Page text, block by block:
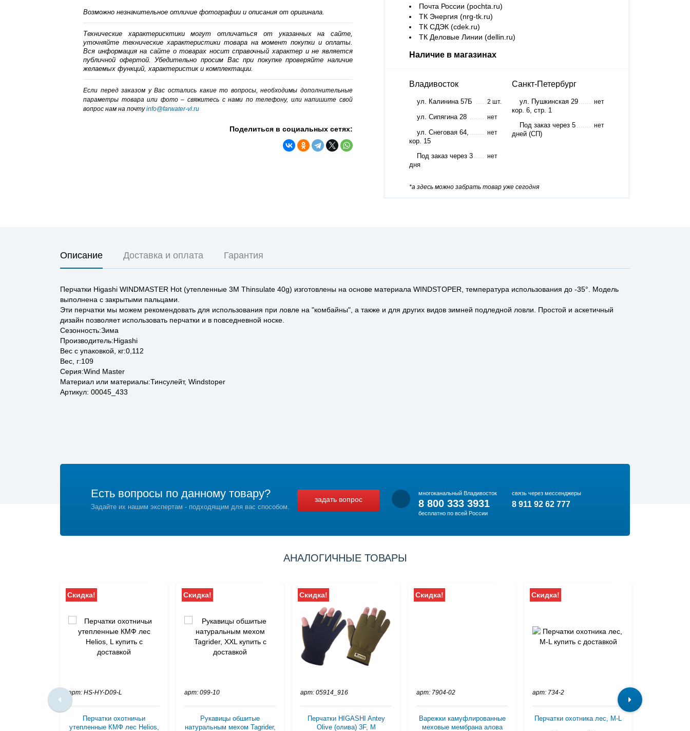
Возможно незначительное отличие фотографии и описания от оригинала.
Технические характерисктики могут отличаться от указанных на сайте,
уточняйте технические характеристики товара на момент покупки и оплаты.
Вся информация на сайте о товарах носит справочный характер и не является
публичной офертой. Убедительно просим Вас при покупке проверяйте наличие
желаемых функций, характеристик и комплектации.
Если перед заказом у Вас остались какие то вопросы, необходимы дополнительные
параметры товара или фото – cвяжитесь с нами по телефону, или напишите свой
вопрос нам на почтуinfo@farwater-vl.ru
Поделиться в социальных сетях:
Почта России (pochta.ru)
ТК Энергия (nrg-tk.ru)
ТК СДЭК (cdek.ru)
ТК Деловые Линии (dellin.ru)
Наличие в магазинах
Владивосток
ул. Калинина 57Б 2 шт.
ул. Сипягина 28 нет
ул. Снеговая 64,
кор. 15
нет
Под заказ через 3
дня
нет
Санкт-Петербург
ул. Пушкинская 29
кор. 6, стр. 1
нет
Под заказ через 5
дней (СП)
нет
*а здесь можно забрать товар уже сегодня
Описание Доставка и оплата Гарантия
Перчатки Higashi WINDMASTER Hot (утепленные 3М Thinsulate 40g) изготовлены на основе материала WINDSTOPER, температура использования до -35°. Модель
выполнена с закрытыми пальцами.
Эти перчатки мы можем рекомендовать для использования при ловле на "комбайны", а также и для других видов зимней подледной ловли. Простой и аскетичный
дизайн позволяет использовать перчатки и в повседневной носке.
Сезонность:Зима
Производитель:Higashi
Вес с упаковкой, кг:0,112
Вес, г:109
Серия:Wind Master
Материал или материалы:Тинсулейт, Windstoper
Артикул: 00045_433
Есть вопросы по данному товару?
Задайте их нашим экспертам - подходящим для вас способом.
задать вопрос
многоканальный Владивосток
8 800 333 3931
бесплатно по всей России
связь через мессенджеры
8 911 92 62 777
АНАЛОГИЧНЫЕ ТОВАРЫ
Скидка!
арт: HS-HY-D09-L
Перчатки охотничьи
утепленные КМФ лес Helios,
Скидка!
арт: 099-10
Рукавицы обшитые
натуральным мехом Tagrider,
Скидка!
арт: 05914_916
Перчатки HIGASHI Antey
Olive (олива) 3F, M
Скидка!
арт: 7904-02
Варежки камуфлированные
меховые мембрана алова
Скидка!
арт: 734-2
Перчатки охотника лес, M-L